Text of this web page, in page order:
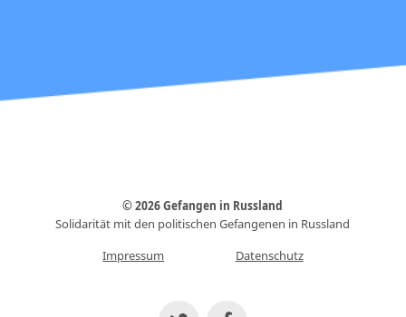
© 2026 Gefangen in Russland
Solidarität mit den politischen Gefangenen in Russland
Impressum
Datenschutz